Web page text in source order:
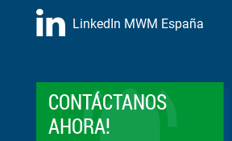
LinkedIn MWM España
CONTÁCTANOS
AHORA!